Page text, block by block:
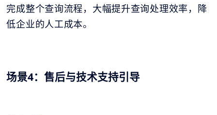
完成整个查询流程，大幅提升查询处理效率，降
低企业的人工成本。
场景4：售后与技术支持引导